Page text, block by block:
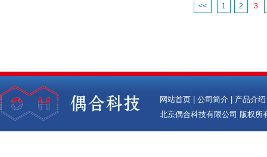
<< 1 2 3
网站首页 公司简介 产品介绍
北京偶合科技有限公司 版权所